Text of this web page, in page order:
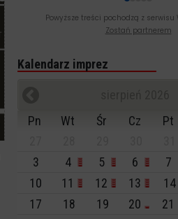
Powyższe treści pochodzą z serwisu
Zostań partnerem
Kalendarz imprez
Pn
Wt Śr Cz Pt
3
4 5 6 7
10
11 12 13 14
17
18 19 20 21